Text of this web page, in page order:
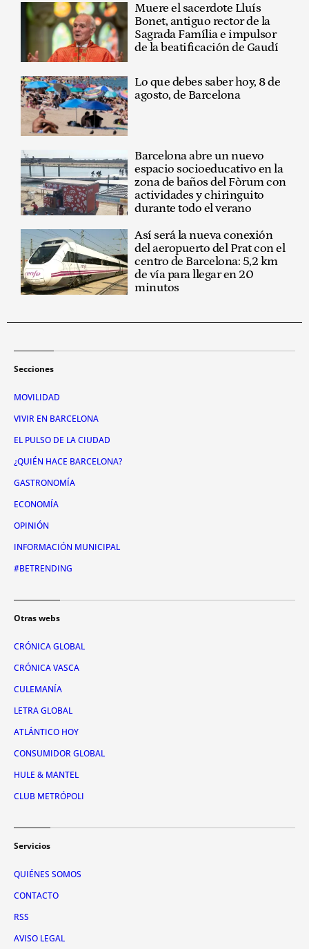
Muere el sacerdote Lluís
Bonet, antiguo rector de la
Sagrada Família e impulsor
de la beatificación de Gaudí
Lo que debes saber hoy, 8 de
agosto, de Barcelona
Barcelona abre un nuevo
espacio socioeducativo en la
zona de baños del Fòrum con
actividades y chiringuito
durante todo el verano
Así será la nueva conexión
del aeropuerto del Prat con el
centro de Barcelona: 5,2 km
de vía para llegar en 20
minutos
Secciones
MOVILIDAD
VIVIR EN BARCELONA
EL PULSO DE LA CIUDAD
¿QUIÉN HACE BARCELONA?
GASTRONOMÍA
ECONOMÍA
OPINIÓN
INFORMACIÓN MUNICIPAL
#BETRENDING
Otras webs
CRÓNICA GLOBAL
CRÓNICA VASCA
CULEMANÍA
LETRA GLOBAL
ATLÁNTICO HOY
CONSUMIDOR GLOBAL
HULE & MANTEL
CLUB METRÓPOLI
Servicios
QUIÉNES SOMOS
CONTACTO
RSS
AVISO LEGAL